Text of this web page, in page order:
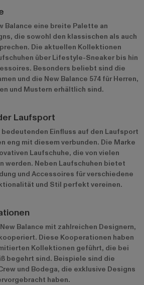
Balance eine breite Palette an
die sowohl den klassischen als auch
Die aktuellen Kollektionen
über Lifestyle-Sneaker bis hin
Besonders beliebt sind die
und die New Balance 574 für Herren,
und Mustern erhältlich sind.
Laufsport
bedeutenden Einfluss auf den Laufsport
eng mit diesem verbunden. Die Marke
Laufschuhe, die von vielen
werden. Neben Laufschuhen bietet
und Accessoires für verschiedene
und Stil perfekt vereinen.
Balance mit zahlreichen Designern,
Diese Kooperationen haben
Kollektionen geführt, die bei
begehrt sind. Beispiele sind die
und Bodega, die exklusive Designs
haben.